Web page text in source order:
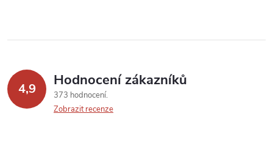
4,9 Hodnocení zákazníků
373 hodnocení
Zobrazit recenze